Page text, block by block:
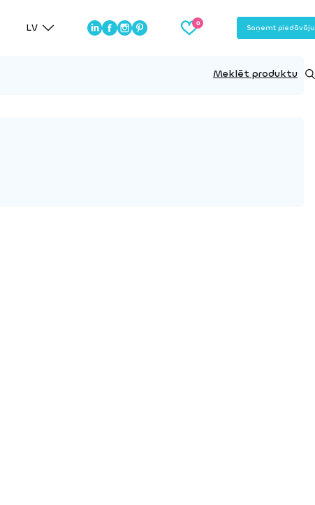
LV Saņemt
Meklēt produktu